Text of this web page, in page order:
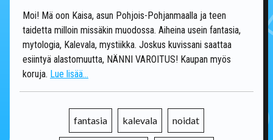
Moi! Mä oon Kaisa, asun Pohjois-Pohjanmaalla ja teen
taidetta milloin missäkin muodossa. Aiheina usein fantasia,
mytologia, Kalevala, mystiikka. Joskus kuvissani saattaa
esiintyä alastomuutta, NÄNNI VAROITUS! Kaupan myös
koruja. Lue lisää...
fantasia kalevala noidat